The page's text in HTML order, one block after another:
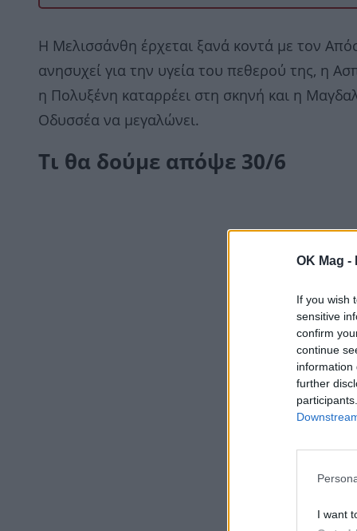
OK Mag -
If you wish
sensitive
confirm
continue
information
further
I want
Η Μελισσάνθη έρχεται ξανά κοντά με τον
ανησυχεί για την υγεία του πεθερού της, η
η Πολυξένη καταρρέει στη σκηνή και η
Οδυσσέα να μεγαλώνει.
Tι θα δούμε απόψε 30/6